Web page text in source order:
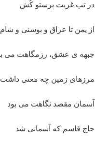
در تب غربت پرستو کُش
از یمن تا عراق و بوسنی و شام
جبهه ی عشق، رزمگاهت می
مرزهای زمین چه معنی
آسمان مقصد نگاهت می بود
حاج قاسم که آسمانی شد